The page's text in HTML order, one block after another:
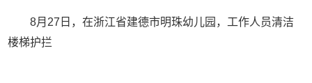
8月27日，在浙江省建德市明珠幼儿园，工作人员清洁
楼梯护拦